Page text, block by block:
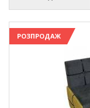
РОЗПРОДАЖ